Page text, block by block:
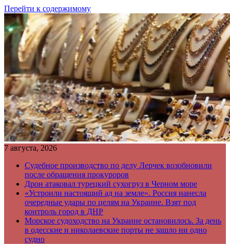
Перейти к содержимому
7 августа, 2026
Судебное производство по делу Лерчек возобновили
после обращения прокуроров
Дрон атаковал турецкий сухогруз в Черном море
«Устроили настоящий ад на земле». Россия нанесла
очередные удары по целям на Украине. Взят под
контроль город в ДНР
Морское судоходство на Украине остановилось. За день
в одесские и николаевские порты не зашло ни одно
судно